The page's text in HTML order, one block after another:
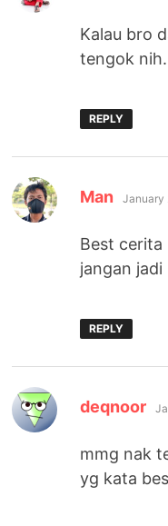
Kalau bro
tengok
REPLY
Man says:
January
Best cerita
jangan jadi
REPLY
deqnoor
mmg nak
yg kata